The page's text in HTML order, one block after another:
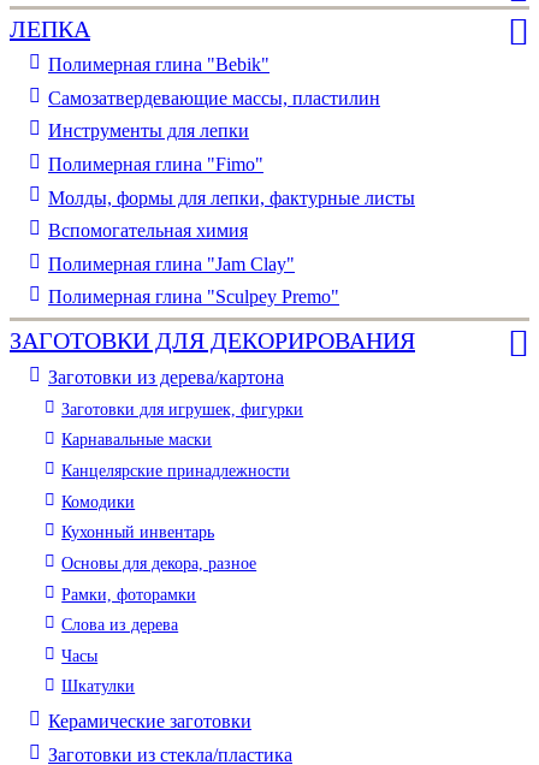
ЛЕПКА
Полимерная глина "Bebik"
Самозатвердевающие массы, пластилин
Инструменты для лепки
Полимерная глина "Fimo"
Молды, формы для лепки, фактурные листы
Вспомогательная химия
Полимерная глина "Jam Clay"
Полимерная глина "Sculpey Premo"
ЗАГОТОВКИ ДЛЯ ДЕКОРИРОВАНИЯ
Заготовки из дерева/картона
Заготовки для игрушек, фигурки
Карнавальные маски
Канцелярские принадлежности
Комодики
Кухонный инвентарь
Основы для декора, разное
Рамки, фоторамки
Слова из дерева
Часы
Шкатулки
Керамические заготовки
Заготовки из стекла/пластика